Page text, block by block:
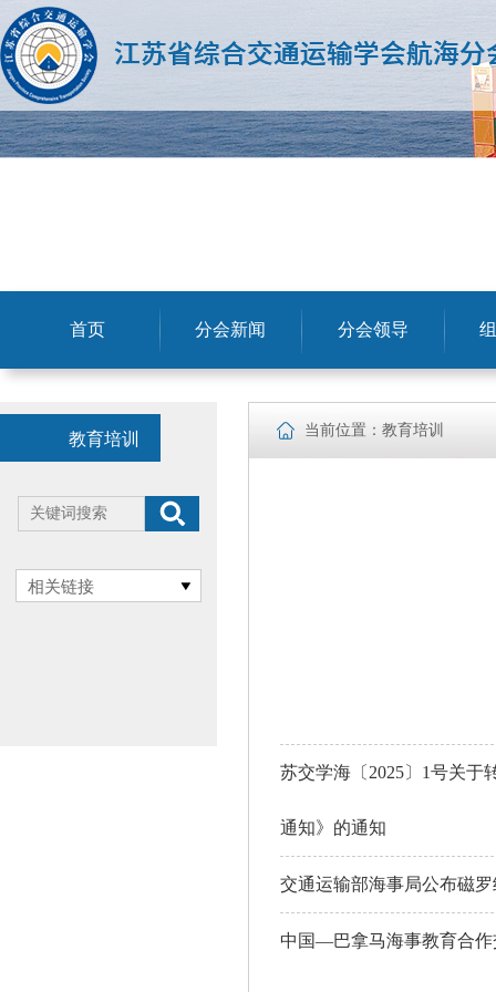
首页 分会新闻 分会领导
教育培训
相关链接
当前位置：教育培训
苏交学海〔2025〕1号关于
通知》的通知
交通运输部海事局公布磁
中国—巴拿马海事教育合